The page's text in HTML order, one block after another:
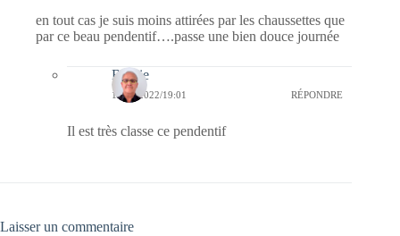
en tout cas je suis moins attirées par les chaussettes que
par ce beau pendentif….passe une bien douce journée
Bernie
11/01/2022/19:01 RÉPONDRE
Il est très classe ce pendentif
Laisser un commentaire